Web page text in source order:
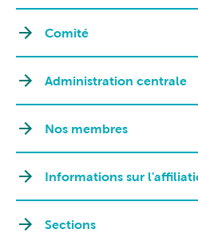
Comité
Administration centrale
Nos membres
Informations sur
Sections